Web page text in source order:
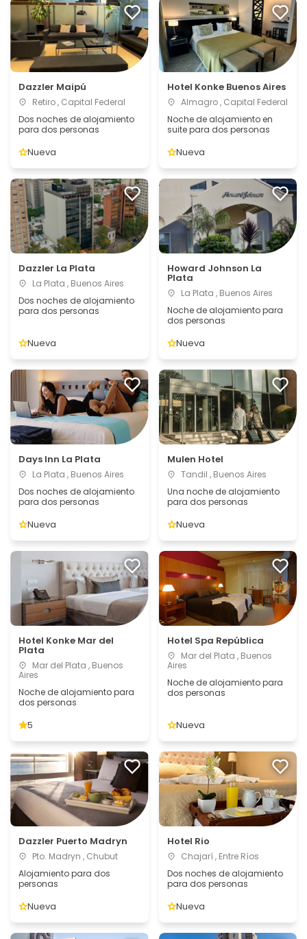
Dazzler Maipú
Retiro , Capital Federal
Dos noches de alojamiento
para dos personas
Nueva
Hotel Konke Buenos Aires
Almagro , Capital Federal
Noche de alojamiento en
suite para dos personas
Nueva
Dazzler La Plata
La Plata , Buenos Aires
Dos noches de alojamiento
para dos personas
Nueva
Howard Johnson La
Plata
La Plata , Buenos Aires
Noche de alojamiento para
dos personas
Nueva
Days Inn La Plata
La Plata , Buenos Aires
Dos noches de alojamiento
para dos personas
Nueva
Mulen Hotel
Tandil , Buenos Aires
Una noche de alojamiento
para dos personas
Nueva
Hotel Konke Mar del
Plata
Mar del Plata , Buenos
Aires
Noche de alojamiento para
dos personas
5
Hotel Spa República
Mar del Plata , Buenos
Aires
Noche de alojamiento para
dos personas
Nueva
Dazzler Puerto Madryn
Pto. Madryn , Chubut
Alojamiento para dos
personas
Nueva
Hotel Rio
Chajarí , Entre Ríos
Dos noches de alojamiento
para dos personas
Nueva